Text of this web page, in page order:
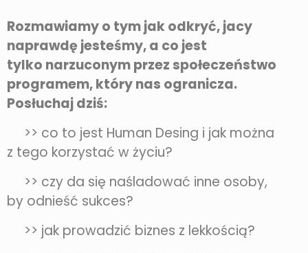
Rozmawiamy o tym jak odkryć, jacy
naprawdę jesteśmy, a co jest
tylko narzuconym przez społeczeństwo
programem, który nas ogranicza.
Posłuchaj dziś:
>> co to jest Human Desing i jak można
z tego korzystać w życiu?
>> czy da się naśladować inne osoby,
by odnieść sukces?
>> jak prowadzić biznes z lekkością?